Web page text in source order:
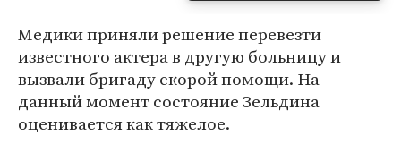
Медики приняли решение перевезти
известного актера в другую больницу и
вызвали бригаду скорой помощи. На
данный момент состояние Зельдина
оценивается как тяжелое.